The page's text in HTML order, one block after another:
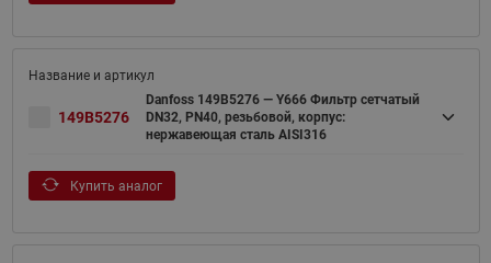
149B5276
Danfoss 149B5276 — Y666 Фильтр сетчатый
DN32, PN40, резьбовой, корпус:
нержавеющая сталь AISI316
Купить аналог